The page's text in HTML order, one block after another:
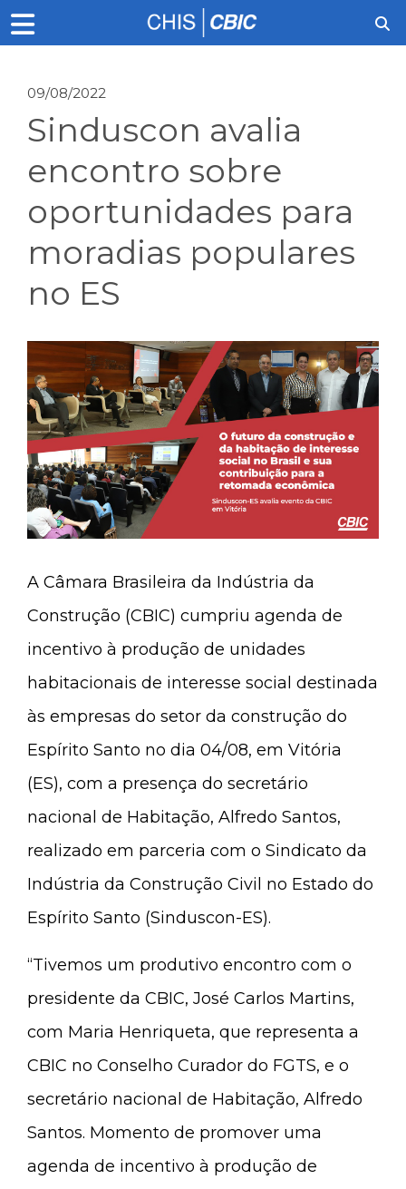
09/08/2022
Sinduscon avalia
encontro sobre
oportunidades para
moradias populares
no ES
A Câmara Brasileira da Indústria da
Construção (CBIC) cumpriu agenda de
incentivo à produção de unidades
habitacionais de interesse social destinada
às empresas do setor da construção do
Espírito Santo no dia 04/08, em Vitória
(ES), com a presença do secretário
nacional de Habitação, Alfredo Santos,
realizado em parceria com o Sindicato da
Indústria da Construção Civil no Estado do
Espírito Santo (Sinduscon-ES).
“Tivemos um produtivo encontro com o
presidente da CBIC, José Carlos Martins,
com Maria Henriqueta, que representa a
CBIC no Conselho Curador do FGTS, e o
secretário nacional de Habitação, Alfredo
Santos. Momento de promover uma
agenda de incentivo à produção de